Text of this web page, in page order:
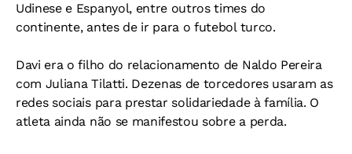
Udinese e Espanyol, entre outros times do
continente, antes de ir para o futebol turco.
Davi era o filho do relacionamento de Naldo Pereira
com Juliana Tilatti. Dezenas de torcedores usaram as
redes sociais para prestar solidariedade à família. O
atleta ainda não se manifestou sobre a perda.